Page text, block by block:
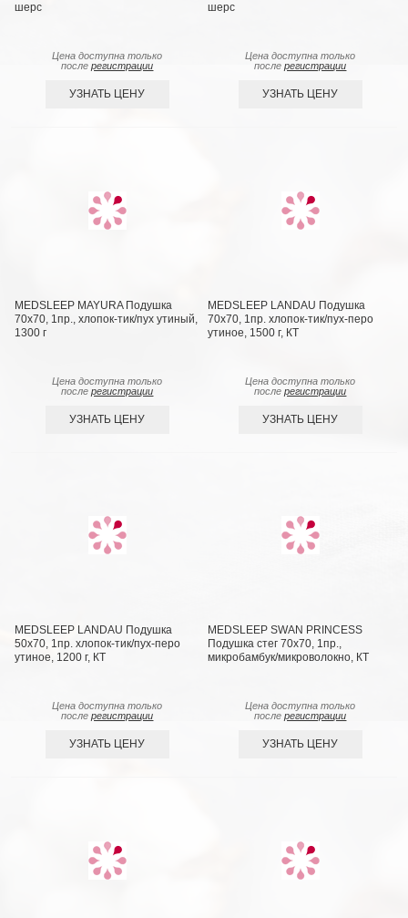
шерс
Цена доступна только
послерегистрации
УЗНАТЬ ЦЕНУ
шерс
Цена доступна только
послерегистрации
УЗНАТЬ ЦЕНУ
MEDSLEEP MAYURA Подушка
70х70, 1пр., хлопок-тик/пух утиный,
1300 г
Цена доступна только
послерегистрации
УЗНАТЬ ЦЕНУ
MEDSLEEP LANDAU Подушка
70х70, 1пр. хлопок-тик/пух-перо
утиное, 1500 г, КТ
Цена доступна только
послерегистрации
УЗНАТЬ ЦЕНУ
MEDSLEEP LANDAU Подушка
50х70, 1пр. хлопок-тик/пух-перо
утиное, 1200 г, КТ
Цена доступна только
послерегистрации
УЗНАТЬ ЦЕНУ
MEDSLEEP SWAN PRINCESS
Подушка стег 70х70, 1пр.,
микробамбук/микроволокно, КТ
Цена доступна только
послерегистрации
УЗНАТЬ ЦЕНУ